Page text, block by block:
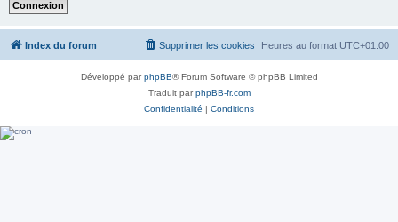
Index du forum Heures au format UTC+01:00
Supprimer les cookies
Développé parphpBB® Forum Software © phpBB Limited
Traduit parphpBB-fr.com
Confidentialité | Conditions